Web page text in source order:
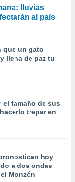
lluvias
al país
que un gato
llena de paz tu
el tamaño de sus
trepar en
hoy
a dos ondas
Monzón